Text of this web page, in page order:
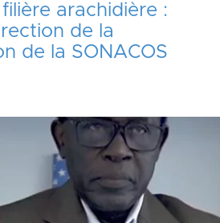
arachidière :
de la
de la SONACOS